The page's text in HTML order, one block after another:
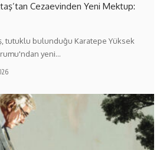
Cezaevinden Yeni Mektup:
tutuklu bulunduğu Karatepe Yüksek
yeni…